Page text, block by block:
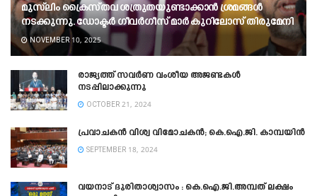
മുസ്‍ലിം ക്രൈസ്‌തവ ശത്രുതയുണ്ടാക്കാൻ ശ്രമങ്ങൾ
നടക്കുന്നു. ഡോക്ടർ ഗീവർഗീസ് മാർ കുറിലോസ് തിരുമേനി
NOVEMBER 10, 2025
രാജ്യത്ത് സവർണ വംശീയ അജണ്ടകൾ
നടപ്പിലാക്കുന്നു
OCTOBER 21, 2024
പ്രവാചകൻ വിശ്വ വിമോചകൻ; കെ.ഐ.ജി. കാമ്പയിൻ
SEPTEMBER 18, 2024
വയനാട് ദുരിതാശ്വാസം : കെ.ഐ.ജി.അമ്പത് ലക്ഷം